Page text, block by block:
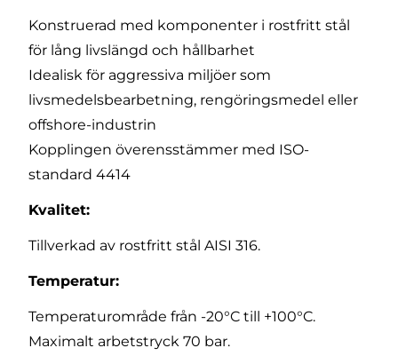
Konstruerad med komponenter i rostfritt stål
för lång livslängd och hållbarhet
Idealisk för aggressiva miljöer som
livsmedelsbearbetning, rengöringsmedel eller
offshore-industrin
Kopplingen överensstämmer med ISO-
standard 4414
Kvalitet:
Tillverkad av rostfritt stål AISI 316.
Temperatur:
Temperaturområde från -20°C till +100°C.
Maximalt arbetstryck 70 bar.